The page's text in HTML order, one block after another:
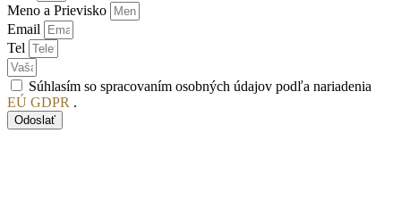
Meno a Prievisko
Email
Tel
Súhlasím so spracovaním osobných údajov podľa nariadenia
EÚ GDPR .
Odoslať